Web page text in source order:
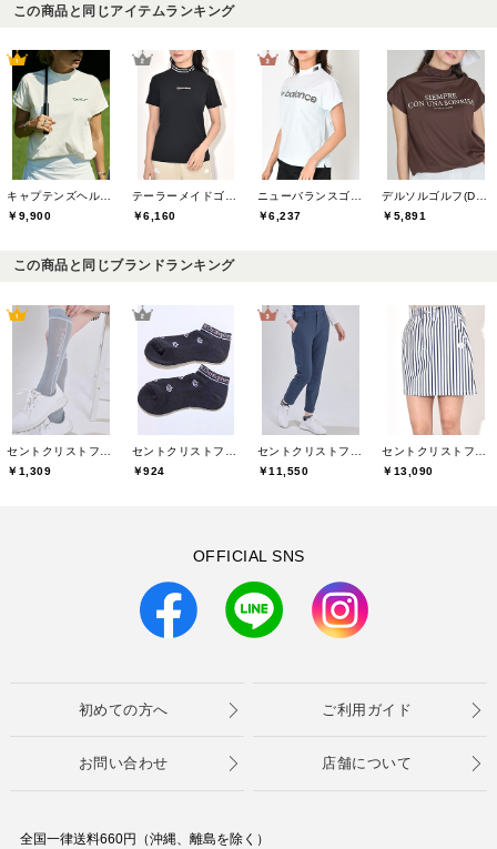
この商品と同じアイテムランキング
￥9,900
￥6,160
￥6,237
￥5,891
この商品と同じブランドランキング
￥1,309
￥924
￥11,550
￥13,090
OFFICIAL SNS
初めての方へ ご利用ガイド
お問い合わせ 店舗について
全国一律送料660円（沖縄、離島を除く）